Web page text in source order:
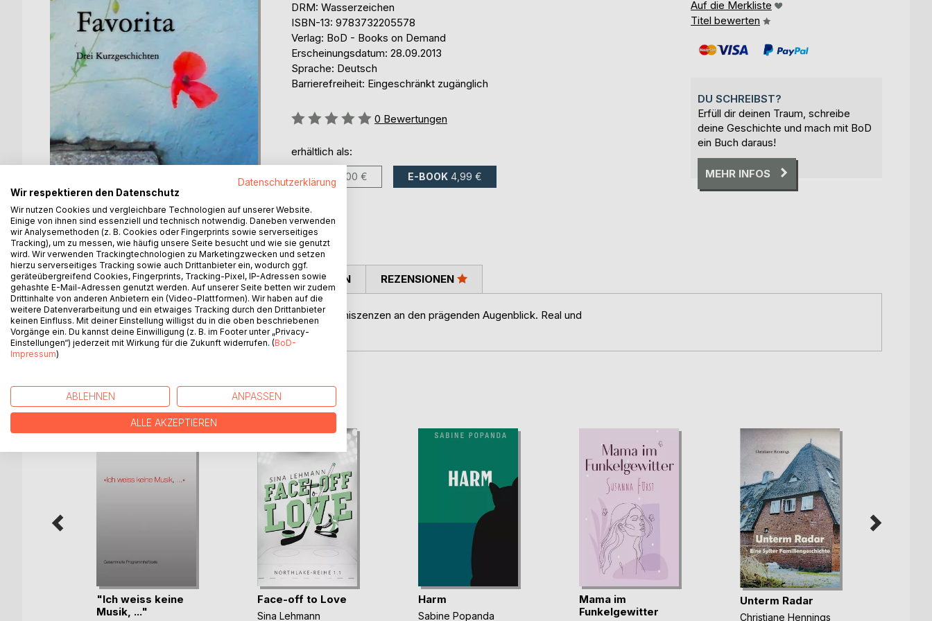
DRM: Wasserzeichen
ISBN-13: 9783732205578
Verlag: BoD - Books on Demand
Erscheinungsdatum: 28.09.2013
Sprache: Deutsch
Barrierefreiheit: Eingeschränkt zugänglich
Bewertung::
0 Bewertungen
erhältlich als:
BUCH 7,00 € E-BOOK 4,99 €
Auf die Merkliste
Titel bewerten
DU SCHREIBST?
Erfüll dir deinen Traum, schreibe
deine Geschichte und mach mit BoD
ein Buch daraus!
MEHR INFOS
BESCHREIBUNG
Drei kurze Geschichten. Klein und knapp und gross. Reminiszenzen an den prägenden Augenblick. Real und
poetisch. Im Moment, wie auch in der Erinnerung.
AUTOR/IN PRESSESTIMMEN REZENSIONEN
WEITERE TITEL BEIBoD
"Ich weiss keine
Musik, ..."
Face-off to Love
Sina Lehmann
Harm
Sabine Popanda
Mama im
Funkelgewitter
Unterm Radar
Christiane Hennings
Datenschutzerklärung
Wir respektieren den Datenschutz
Wir nutzen Cookies und vergleichbare Technologien auf unserer Website.
Einige von ihnen sind essenziell und technisch notwendig. Daneben verwenden
wir Analysemethoden (z. B. Cookies oder Fingerprints sowie serverseitiges
Tracking), um zu messen, wie häufig unsere Seite besucht und wie sie genutzt
wird. Wir verwenden Trackingtechnologien zu Marketingzwecken und setzen
hierzu serverseitiges Tracking sowie auch Drittanbieter ein, wodurch ggf.
geräteübergreifend Cookies, Fingerprints, Tracking-Pixel, IP-Adressen sowie
gehashte E-Mail-Adressen genutzt werden. Auf unserer Seite betten wir zudem
Drittinhalte von anderen Anbietern ein (Video-Plattformen). Wir haben auf die
weitere Datenverarbeitung und ein etwaiges Tracking durch den Drittanbieter
keinen Einfluss. Mit deiner Einstellung willigst du in die oben beschriebenen
Vorgänge ein. Du kannst deine Einwilligung (z. B. im Footer unter „Privacy-
Einstellungen“) jederzeit mit Wirkung für die Zukunft widerrufen. (BoD-
Impressum)
ABLEHNEN ANPASSEN
ALLE AKZEPTIEREN